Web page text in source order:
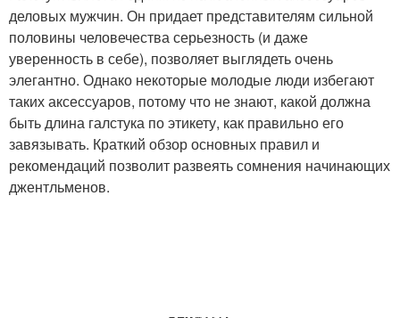
деловых мужчин. Он придает представителям сильной
половины человечества серьезность (и даже
уверенность в себе), позволяет выглядеть очень
элегантно. Однако некоторые молодые люди избегают
таких аксессуаров, потому что не знают, какой должна
быть длина галстука по этикету, как правильно его
завязывать. Краткий обзор основных правил и
рекомендаций позволит развеять сомнения начинающих
джентльменов.